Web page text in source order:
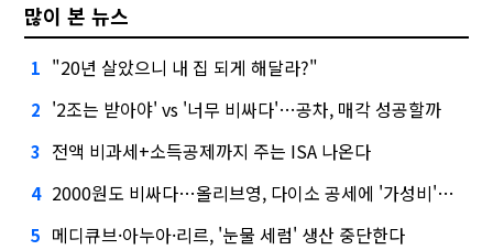
많이 본 뉴스
1 "20년 살았으니 내 집 되게 해달라?"
2 '2조는 받아야' vs '너무 비싸다'…공차, 매각 성공할까
3 전액 비과세+소득공제까지 주는 ISA 나온다
4 2000원도 비싸다…올리브영, 다이소 공세에 '가성비'로 맞불
5 메디큐브·아누아·리르, '눈물 세럼' 생산 중단한다